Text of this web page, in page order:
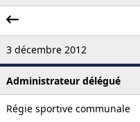
3 décembre 2012
Administrateur délégué
Régie sportive communale